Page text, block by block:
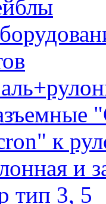
к
и
тип 3, 5